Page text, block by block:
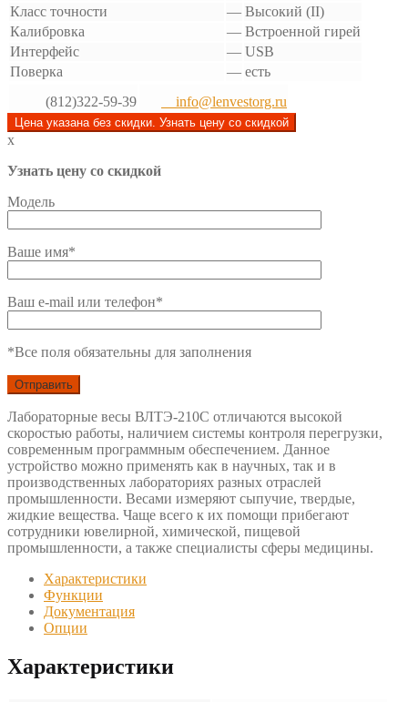
Класс точности
— Высокий (II)
Калибровка
— Встроенной гирей
Интерфейс
— USB
Поверка
— есть
(812)322-59-39
info@lenvestorg.ru
Цена указана без скидки. Узнать цену со скидкой
x
Узнать цену со скидкой
Модель
Ваше имя*
Ваш e-mail или телефон*
*Все поля обязательны для заполнения
Лабораторные весы ВЛТЭ-210С отличаются высокой
скоростью работы, наличием системы контроля перегрузки,
современным программным обеспечением. Данное
устройство можно применять как в научных, так и в
производственных лабораториях разных отраслей
промышленности. Весами измеряют сыпучие, твердые,
жидкие вещества. Чаще всего к их помощи прибегают
сотрудники ювелирной, химической, пищевой
промышленности, а также специалисты сферы медицины.
Характеристики
Функции
Документация
Опции
Характеристики